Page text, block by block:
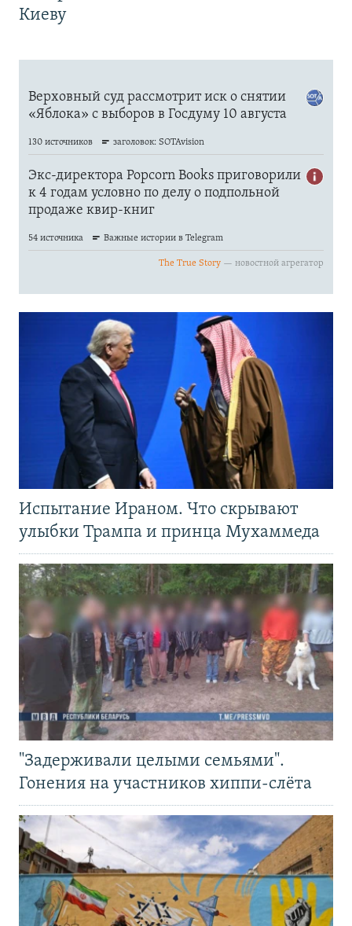
Киеву
Испытание Ираном. Что скрывают
улыбки Трампа и принца Мухаммеда
"Задерживали целыми семьями".
Гонения на участников хиппи-слёта